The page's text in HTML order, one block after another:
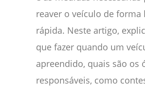
reaver o veículo de forma
rápida. Neste artigo,
que fazer quando um
apreendido, quais são os
responsáveis, como